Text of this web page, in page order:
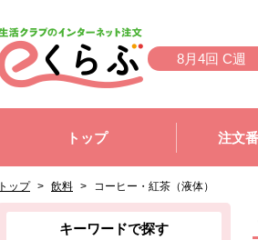
8月4回 C週
トップ
注文
トップ > 飲料 > コーヒー・紅茶（液体）
ここから消費材検索メニューです。
キーワードで探す
消費材検索メニューここまで。
ここから本文です。
ここから組合員向けメニューです。
組合員向けメニューここまで。
ここから本文です。